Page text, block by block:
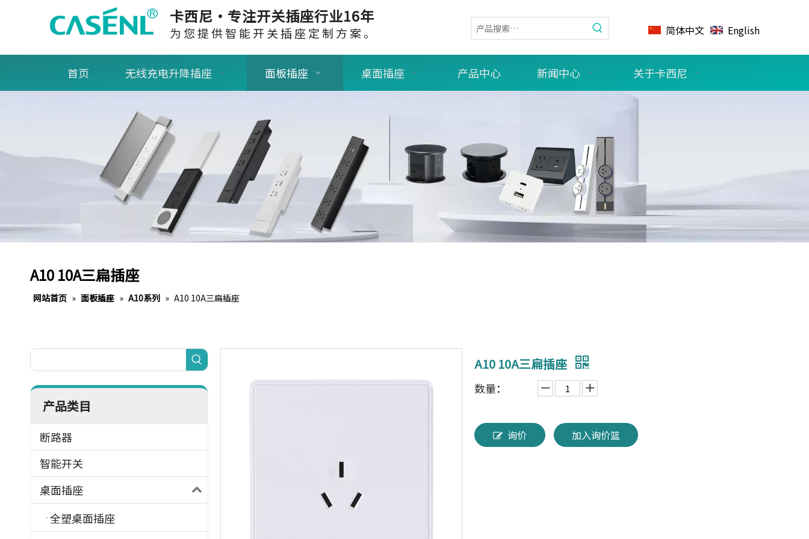
卡西尼·专注开关插座行业16年
为您提供智能开关插座定制方案。 简体中文 English
首页 无线充电升降插座 面板插座 桌面插座 产品中心 新闻中心 关于卡西尼
A10 10A三扁插座
网站首页 » 面板插座 » A10系列 » A10 10A三扁插座
产品类目
断路器
智能开关
桌面插座
全塑桌面插座
A10 10A三扁插座
数量：
询价 加入询价篮